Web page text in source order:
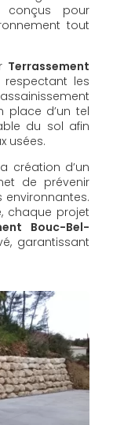
conçus pour
tout
Terrassement
les
place d’un tel
du sol afin
usées.
création d’un
de prévenir
environnantes.
chaque projet
Bouc-Bel-
garantissant